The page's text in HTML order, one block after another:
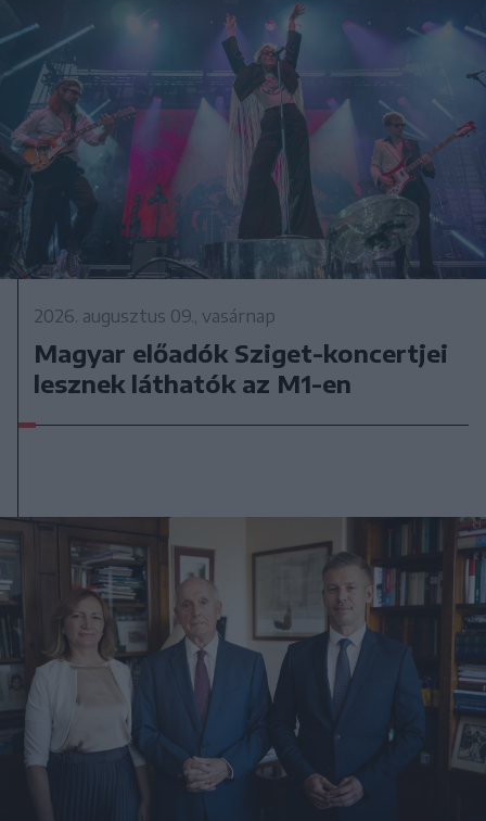
2026. augusztus 09., vasárnap
Magyar előadók Sziget-koncertjei
lesznek láthatók az M1-en